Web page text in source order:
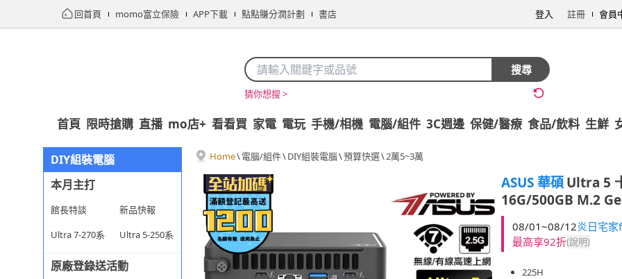
回首頁 momo富立保險 APP下載 點點賺分潤計劃 書店 登入 註冊 會員
搜尋
猜你想搜 >
首頁 限時搶購 直播 mo店+ 看看買 家電 電玩 手機/相機 電腦/組件 3C週邊 保健/醫療 食品/飲料 生鮮
DIY組裝電腦
本月主打
館長特談
新品快報
Ultra 7-270系列
Ultra 5-250系列
原廠登錄送活動
Home\電腦/組件\DIY組裝電腦\預算快選\2萬5~3萬
ASUS 華碩Ultra 5
16G/500GB M.2
08/01~08/12炎日宅
最高享92折(說明)
225H